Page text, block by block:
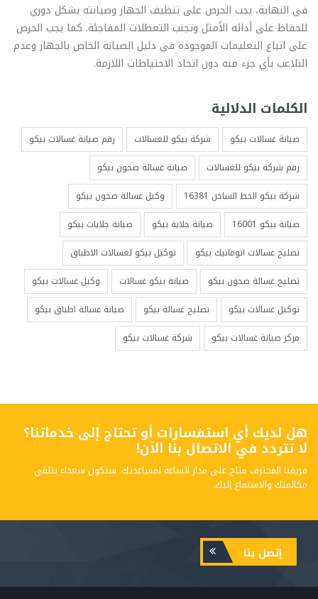
في النهاية، يجب الحرص على تنظيف الجهاز وصيانته بشكل دوري
للحفاظ على أدائه الأمثل وتجنب التعطلات المفاجئة. كما يجب الحرص
على اتباع التعليمات الموجودة في دليل الصيانة الخاص بالجهاز وعدم
التلاعب بأي جزء منه دون اتخاذ الاحتياطات اللازمة.
الكلمات الدلالية
صيانة غسالات بيكو شركة بيكو للغسالات
رقم صيانة غسالات بيكو
رقم شركة بيكو للغسالات
صيانة غسالة صحون بيكو
شركة بيكو الخط الساخن 16381
وكيل غسالة صحون بيكو
صيانة بيكو 16001
صيانة جلاية بيكو
صيانة جلايات بيكو
تصليح غسالات اتوماتيك بيكو
توكيل بيكو لغسالات الاطباق
تصليح غسالة صحون بيكو
صيانة بيكو غسالات
وكيل غسالات بيكو
توكيل غسالات بيكو
تصليح غسالة بيكو
صيانة غسالة اطباق بيكو
مركز صيانة غسالات بيكو
شركة غسالات بيكو
هل لديك أي استفسارات أو تحتاج إلى خدماتنا؟
لا تتردد في الاتصال بنا الآن!
فريقنا المحترف متاح على مدار الساعة لمساعدتك. سنكون سعداء بتلقي
مكالمتك والاستماع إليك.
إتصل بنا